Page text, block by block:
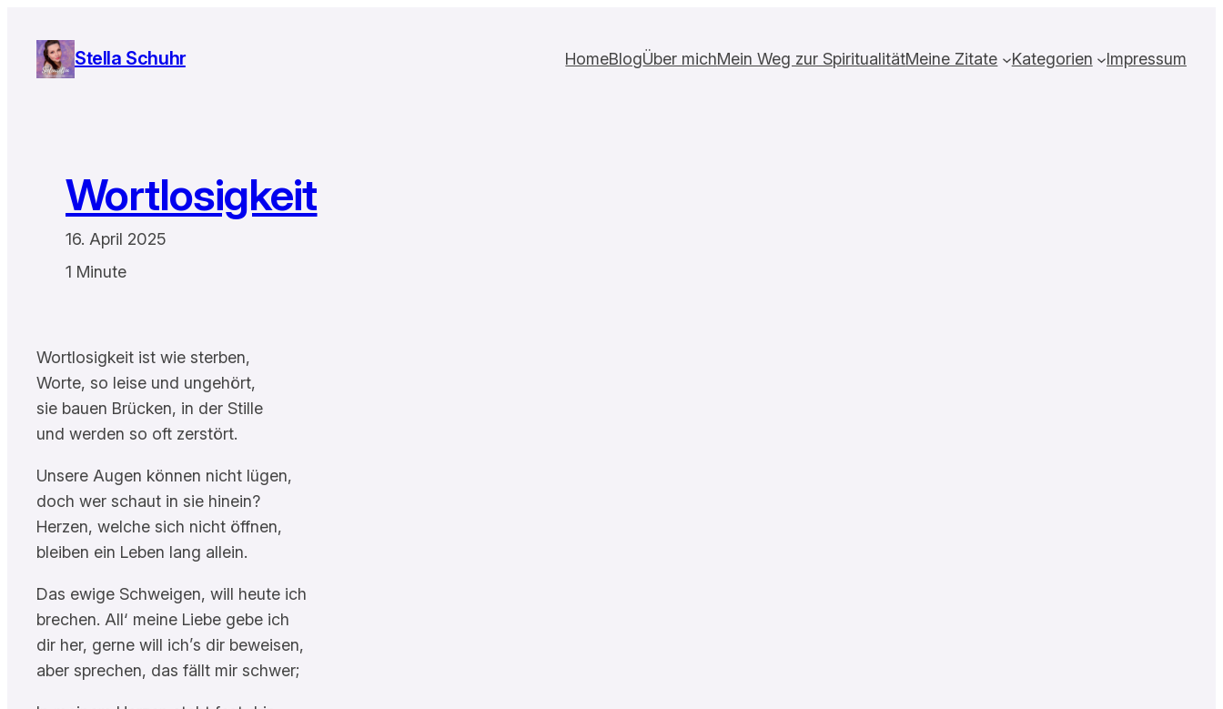
Inhalt
springen
Stella Schuhr HomeBlogÜber michMein Weg zur SpiritualitätMeine Zitate Kategorien Impressum
Wortlosigkeit
16. April 2025
1 Minute
Wortlosigkeit ist wie sterben,
Worte, so leise und ungehört,
sie bauen Brücken, in der Stille
und werden so oft zerstört.
Unsere Augen können nicht lügen,
doch wer schaut in sie hinein?
Herzen, welche sich nicht öffnen,
bleiben ein Leben lang allein.
Das ewige Schweigen, will heute ich
brechen. All‘ meine Liebe gebe ich
dir her, gerne will ich’s dir beweisen,
aber sprechen, das fällt mir schwer;